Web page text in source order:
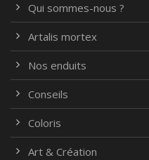
Qui sommes-nous ?
Artalis mortex
Nos enduits
Conseils
Coloris
Art & Création